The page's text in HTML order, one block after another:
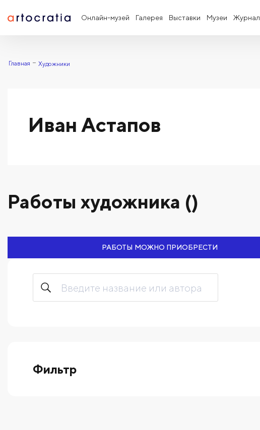
Онлайн-музей Галерея Выставки Музеи Журнал
Главная Художники
Иван Астапов
Работы художника ()
РАБОТЫ МОЖНО ПРИОБРЕСТИ
Фильтр